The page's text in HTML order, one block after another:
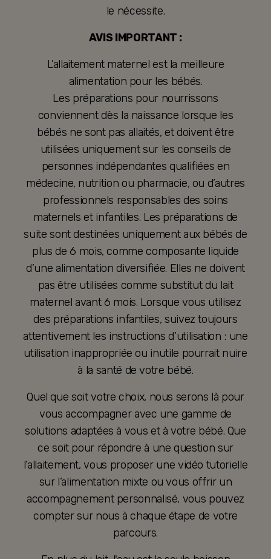
le nécessite.
AVIS IMPORTANT :
L’allaitement maternel est la meilleure
alimentation pour les bébés.
Les préparations pour nourrissons
conviennent dès la naissance lorsque les
bébés ne sont pas allaités, et doivent être
utilisées uniquement sur les conseils de
personnes indépendantes qualifiées en
médecine, nutrition ou pharmacie, ou d’autres
professionnels responsables des soins
maternels et infantiles. Les préparations de
suite sont destinées uniquement aux bébés de
plus de 6 mois, comme composante liquide
d’une alimentation diversifiée. Elles ne doivent
pas être utilisées comme substitut du lait
maternel avant 6 mois. Lorsque vous utilisez
des préparations infantiles, suivez toujours
attentivement les instructions d’utilisation : une
utilisation inappropriée ou inutile pourrait nuire
à la santé de votre bébé.
Quel que soit votre choix, nous serons là pour
vous accompagner avec une gamme de
solutions adaptées à vous et à votre bébé. Que
ce soit pour répondre à une question sur
l’allaitement, vous proposer une vidéo tutorielle
sur l’alimentation mixte ou vous offrir un
accompagnement personnalisé, vous pouvez
compter sur nous à chaque étape de votre
parcours.